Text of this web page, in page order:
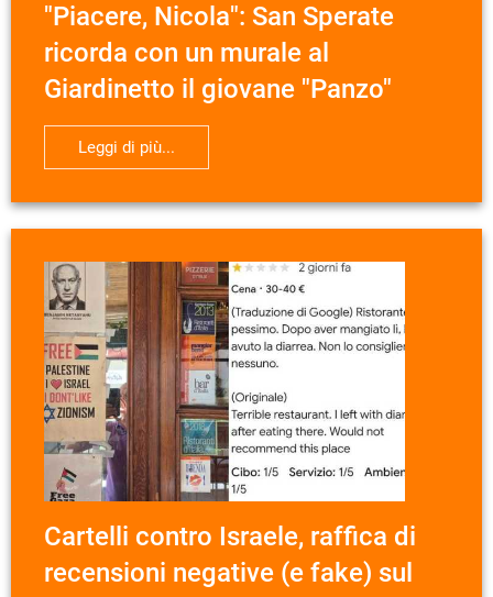
"Piacere, Nicola": San Sperate
ricorda con un murale al
Giardinetto il giovane "Panzo"
Leggi di più...
Cartelli contro Israele, raffica di
recensioni negative (e fake) sul